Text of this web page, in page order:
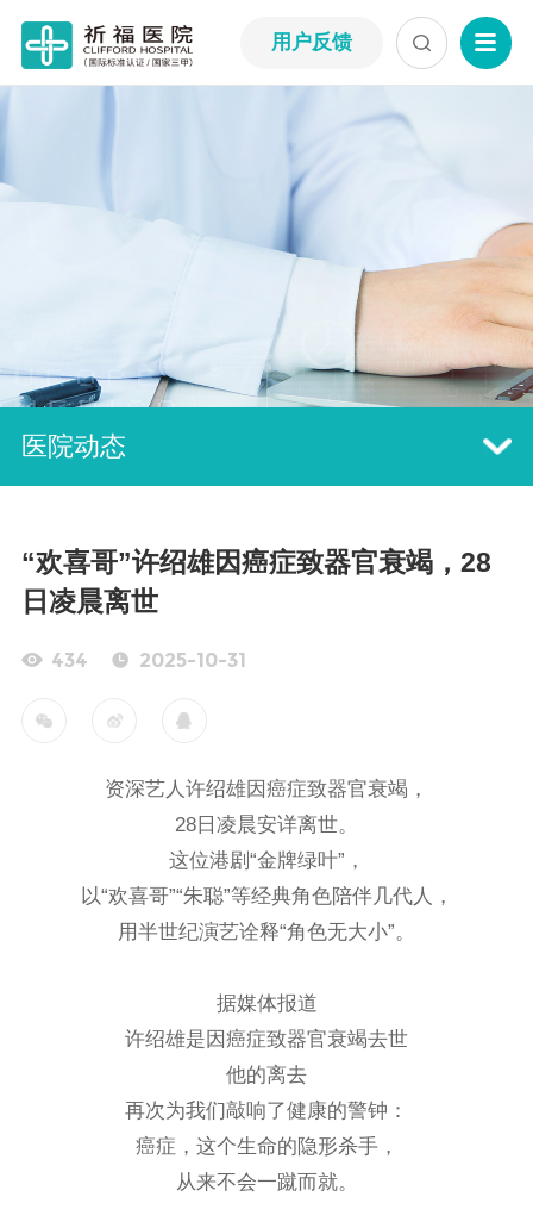
用户反馈
医院动态
“欢喜哥”许绍雄因癌症致器官衰竭，28
日凌晨离世
434 2025-10-31
资深艺人许绍雄因癌症致器官衰竭，
28日凌晨安详离世。
这位港剧“金牌绿叶”，
以“欢喜哥”“朱聪”等经典角色陪伴几代人，
用半世纪演艺诠释“角色无大小”。
据媒体报道
许绍雄是因癌症致器官衰竭去世
他的离去
再次为我们敲响了健康的警钟：
癌症，这个生命的隐形杀手，
从来不会一蹴而就。